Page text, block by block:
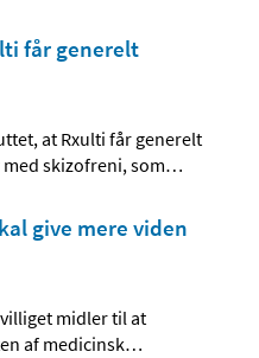
får generelt
at Rxulti får generelt
skizofreni, som…
give mere viden
midler til at
af medicinsk…